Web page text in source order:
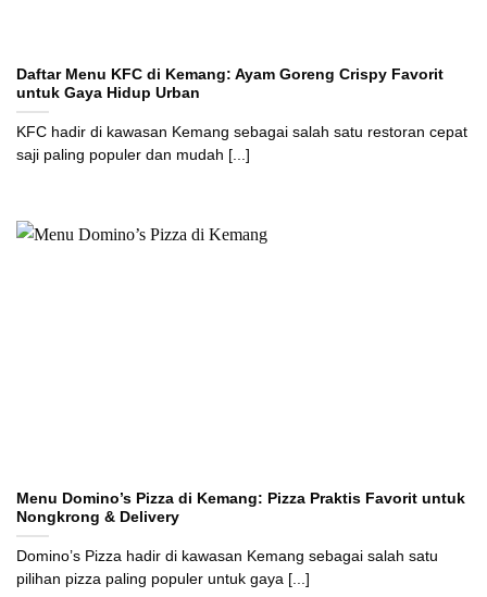
Daftar Menu KFC di Kemang: Ayam Goreng Crispy Favorit
untuk Gaya Hidup Urban
KFC hadir di kawasan Kemang sebagai salah satu restoran cepat
saji paling populer dan mudah [...]
Menu Domino’s Pizza di Kemang: Pizza Praktis Favorit untuk
Nongkrong & Delivery
Domino’s Pizza hadir di kawasan Kemang sebagai salah satu
pilihan pizza paling populer untuk gaya [...]